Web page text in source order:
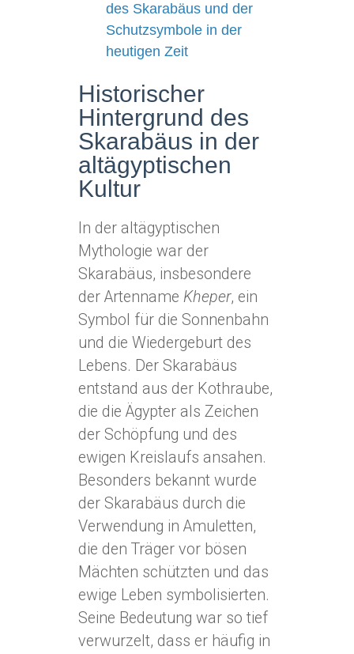
des Skarabäus und der
Schutzsymbole in der
heutigen Zeit
Historischer
Hintergrund des
Skarabäus in der
altägyptischen
Kultur
In der altägyptischen
Mythologie war der
Skarabäus, insbesondere
der Artenname Kheper, ein
Symbol für die Sonnenbahn
und die Wiedergeburt des
Lebens. Der Skarabäus
entstand aus der Kothraube,
die die Ägypter als Zeichen
der Schöpfung und des
ewigen Kreislaufs ansahen.
Besonders bekannt wurde
der Skarabäus durch die
Verwendung in Amuletten,
die den Träger vor bösen
Mächten schützten und das
ewige Leben symbolisierten.
Seine Bedeutung war so tief
verwurzelt, dass er häufig in